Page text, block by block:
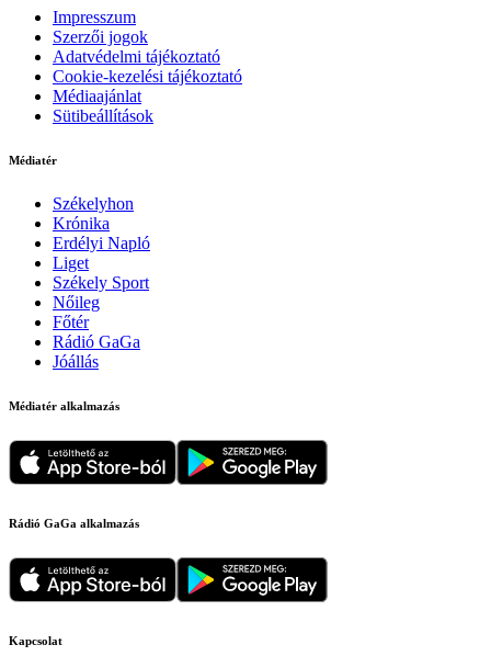
Impresszum
Szerzői jogok
Adatvédelmi tájékoztató
Cookie-kezelési tájékoztató
Médiaajánlat
Sütibeállítások
Médiatér
Székelyhon
Krónika
Erdélyi Napló
Liget
Székely Sport
Nőileg
Főtér
Rádió GaGa
Jóállás
Médiatér alkalmazás
Rádió GaGa alkalmazás
Kapcsolat